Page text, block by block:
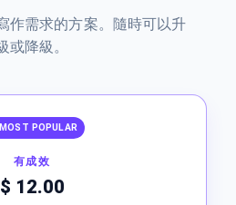
作需求的方案。隨時可以升
或降級。
MOST POPULAR
有成效
$ 12.00